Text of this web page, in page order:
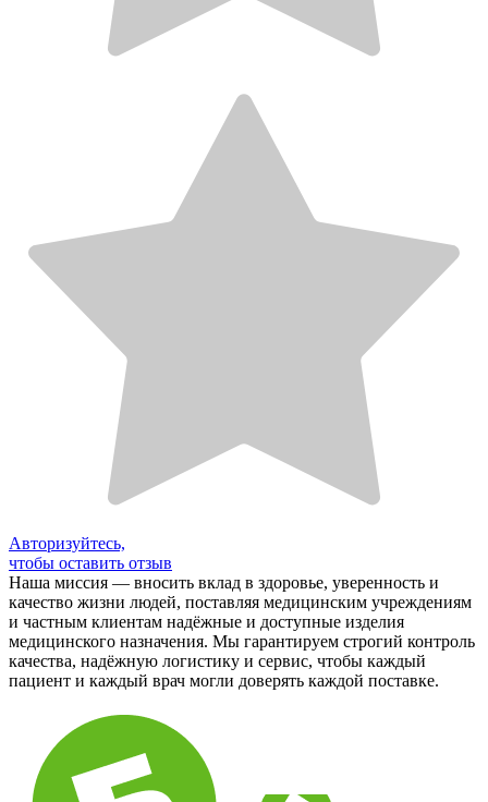
Авторизуйтесь,
чтобы оставить отзыв
Наша миссия — вносить вклад в здоровье, уверенность и
качество жизни людей, поставляя медицинским учреждениям
и частным клиентам надёжные и доступные изделия
медицинского назначения. Мы гарантируем строгий контроль
качества, надёжную логистику и сервис, чтобы каждый
пациент и каждый врач могли доверять каждой поставке.